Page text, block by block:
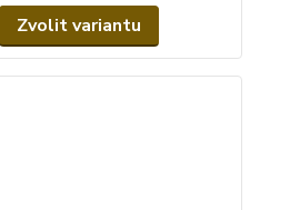
Zvolit variantu